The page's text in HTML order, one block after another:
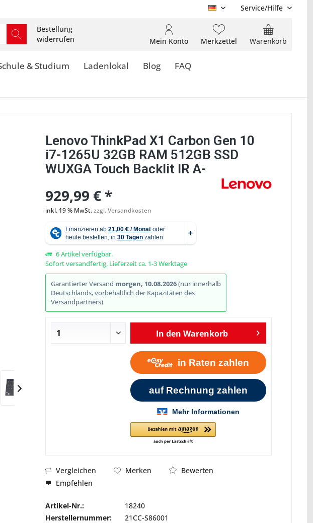
DE Service/Hilfe
Bestellung
widerrufen
Warenkorb
Merkzettel
Mein Konto
& Studium Ladenlokal Blog FAQ
Abbildung ähnlich
Lenovo ThinkPad X1 Carbon Gen 10
i7-1265U 32GB RAM 512GB SSD
WUXGA Touch Backlit IR A-
929,99 € *
inkl. 19 % MwSt.zzgl. Versandkosten
6 Artikel verfügbar.
Sofort versandfertig, Lieferzeit ca. 1-3 Werktage
Garantierter Versand morgen, 10.08.2026(nur innerhalb
Deutschlands, vorbehaltlich der Kapazitäten des
Versandpartners)
In den Warenkorb
Vergleichen Merken
Bewerten
Empfehlen
Artikel-Nr.:
18240
Herstellernummer:
21CC-S86001